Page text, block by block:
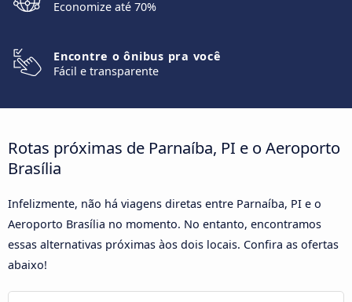
Economize até 70%
Encontre o ônibus pra você
Fácil e transparente
Rotas próximas de Parnaíba, PI e o Aeroporto
Brasília
Infelizmente, não há viagens diretas entre Parnaíba, PI e o
Aeroporto Brasília no momento. No entanto, encontramos
essas alternativas próximas àos dois locais. Confira as ofertas
abaixo!